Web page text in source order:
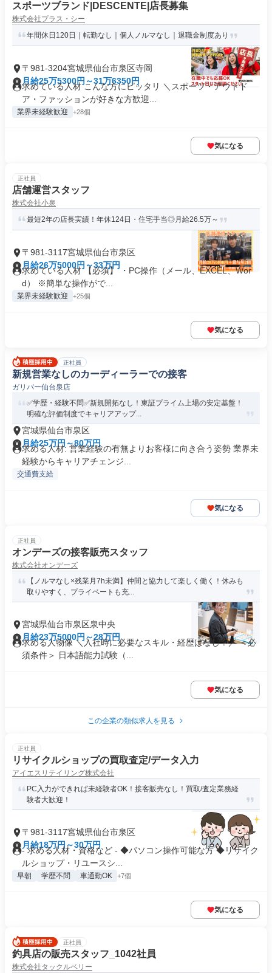
スポーツブランド|DESCENTE|店長募集
株式会社プラス・シー
年間休日120日｜転勤なし｜個人ノルマなし｜退職金制度あり
〒981-3204宮城県仙台市泉区寺岡
月給25万5300円～31万6350円
求めている人材 こんな方にピッタリ ＼スポーツ・アウトド
ア・ファッションが好きな方歓迎...
業界未経験歓迎 +28個
気になる
正社員
店舗運営スタッフ
株式会社小泉
最短2年の店長実績！年休124日・住宅手当◎月給26.5万～
〒981-3117宮城県仙台市泉区
月給26万5000円～33万円
求めている人材 【必須】 ・PC操作（メール、EXCEL、Wor
d） ※簡単な操作がで...
業界未経験歓迎 +25個
気になる
正社員
新規営業なしのカーディーラーでの接客
ガリバー仙台泉店
✅学歴・経験不問✅新規開拓なし！東証プライム上場の安定基盤！
明確な評価制度でキャリアアップ...
宮城県仙台市泉区
月給25万円～80万円
求める人材: 営業経験の有無よりお客様に向き合う姿勢 業界未
経験からキャリアチェンジ...
交通費支給
気になる
正社員
オンデーズの接客販売スタッフ
株式会社オンデーズ
【ノルマなし×残業月7h未満】仲間と協力して楽しく働く！休みも
取りやすく、プライベートも充...
宮城県仙台市泉区泉中央
月給23万5000円～28万円
求める人物像 ＼入社時に必要なスキル・経歴はなし！／ ＜必
須条件＞ 日本語能力試験（...
気になる
この企業の類似求人を見る
正社員
リサイクルショップの買取査定/データ入力
アイエスリテイリング株式会社
PC入力ができれば未経験者OK！接客販売なし！買取/査定業務経
験者大歓迎！
〒981-3117宮城県仙台市泉区
月給18万円～30万円
- 求める人材・資格など - ◆パソコン操作可能な方 ◆リサイク
ルショップ・リユースシ...
早朝 学歴不問 車通勤OK +7個
気になる
正社員
釣具店の販売スタッフ_1042社員
株式会社タックルベリー